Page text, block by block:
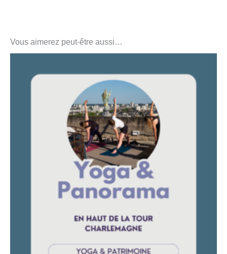
Vous aimerez peut-être aussi…